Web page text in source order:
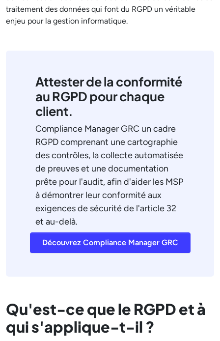
traitement des données qui font du RGPD un véritable
enjeu pour la gestion informatique.
Attester de la conformité
au RGPD pour chaque
client.
Compliance Manager GRC un cadre
RGPD comprenant une cartographie
des contrôles, la collecte automatisée
de preuves et une documentation
prête pour l'audit, afin d'aider les MSP
à démontrer leur conformité aux
exigences de sécurité de l'article 32
et au-delà.
Découvrez Compliance Manager GRC
Qu'est-ce que le RGPD et à
qui s'applique-t-il ?